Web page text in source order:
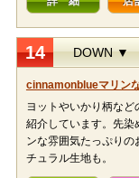
14 DOWN ▼
cinnamonblueマリン
ヨットやいかり柄な
紹介しています。先染
ンな雰囲気たっぷり
チュラル生地も。